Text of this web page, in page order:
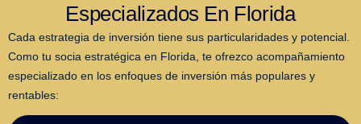
Especializados En Florida
Cada estrategia de inversión tiene sus particularidades y potencial.
Como tu socia estratégica en Florida, te ofrezco acompañamiento
especializado en los enfoques de inversión más populares y
rentables: